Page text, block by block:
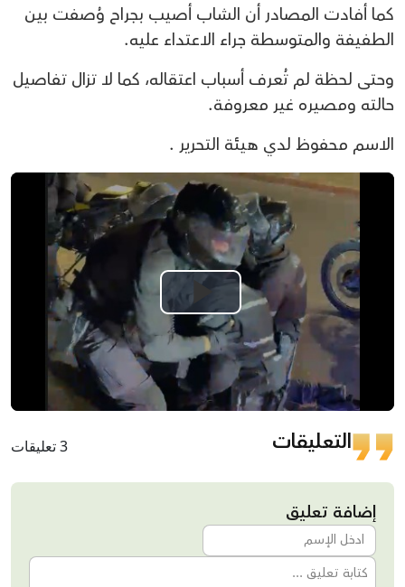
كما أفادت المصادر أن الشاب أصيب بجراح وُصفت بين
الطفيفة والمتوسطة جراء الاعتداء عليه.
وحتى لحظة لم تُعرف أسباب اعتقاله، كما لا تزال تفاصيل
حالته ومصيره غير معروفة.
الاسم محفوظ لدي هيئة التحرير .
Play
Video
التعليقات 3 تعليقات
إضافة تعليق